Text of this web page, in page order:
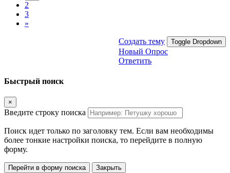
2
3
»
Создать тему Toggle Dropdown
Новый Опрос
Ответить
Быстрый поиск
×
Введите строку поиска
Поиск идет только по заголовку тем. Если вам необходимы
более тонкие настройки поиска, то перейдите в полную
форму.
Перейти в форму поиска Закрыть